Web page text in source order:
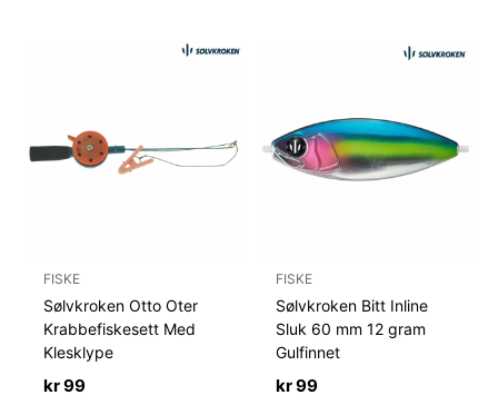
FISKE
Sølvkroken Otto Oter
Krabbefiskesett Med
Klesklype
kr99
FISKE
Sølvkroken Bitt Inline
Sluk 60 mm 12 gram
Gulfinnet
kr99